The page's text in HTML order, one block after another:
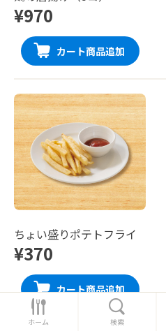
¥970
カート商品追加
ちょい盛りポテトフライ
¥370
カート商品追加
ホ
ー
ホーム 索
検索